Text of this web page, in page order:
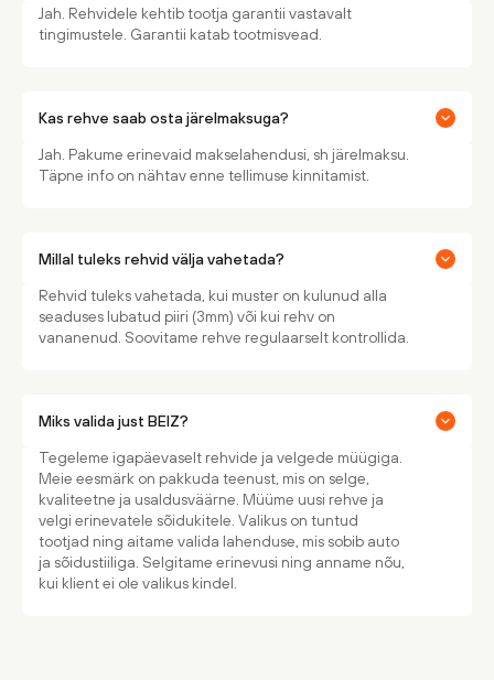
Jah. Rehvidele kehtib tootja garantii vastavalt
tingimustele. Garantii katab tootmisvead.
Kas rehve saab osta järelmaksuga?
Jah. Pakume erinevaid makselahendusi, sh järelmaksu.
Täpne info on nähtav enne tellimuse kinnitamist.
Millal tuleks rehvid välja vahetada?
Rehvid tuleks vahetada, kui muster on kulunud alla
seaduses lubatud piiri (3mm) või kui rehv on
vananenud. Soovitame rehve regulaarselt kontrollida.
Miks valida just BEIZ?
Tegeleme igapäevaselt rehvide ja velgede müügiga.
Meie eesmärk on pakkuda teenust, mis on selge,
kvaliteetne ja usaldusväärne. Müüme uusi rehve ja
velgi erinevatele sõidukitele. Valikus on tuntud
tootjad ning aitame valida lahenduse, mis sobib auto
ja sõidustiiliga. Selgitame erinevusi ning anname nõu,
kui klient ei ole valikus kindel.